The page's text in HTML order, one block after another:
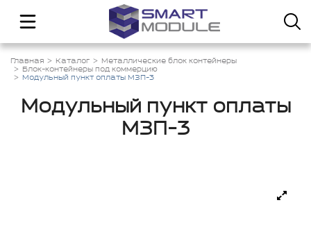
Главная Каталог
Металлические блок контейнеры
Блок-контейнеры под коммерцию
Модульный пункт оплаты МЗП-3
Модульный пункт оплаты
МЗП-3